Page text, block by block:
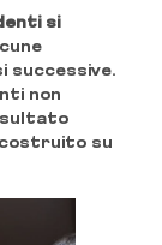
si
successive.
non
costruito su